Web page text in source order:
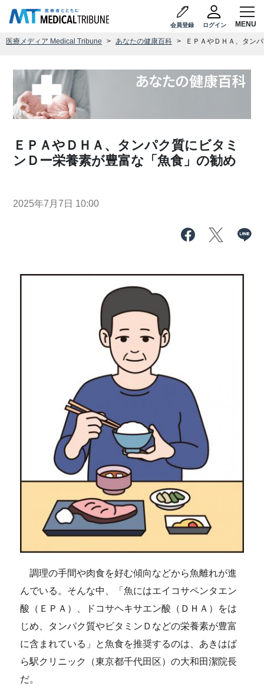
会員登録 ログイン
医療メディア Medical Tribune あなたの健康百科 ＥＰＡやＤＨＡ、タン
ＥＰＡやＤＨＡ、タンパク質にビタミ
ンＤー栄養素が豊富な「魚食」の勧め
2025年7月7日 10:00
調理の手間や肉食を好む傾向などから魚離れが進
んでいる。そんな中、「魚にはエイコサペンタエン
酸（ＥＰＡ）、ドコサヘキサエン酸（ＤＨＡ）をは
じめ、タンパク質やビタミンＤなどの栄養素が豊富
に含まれている」と魚食を推奨するのは、あきはば
ら駅クリニック（東京都千代田区）の大和田潔院長
だ。